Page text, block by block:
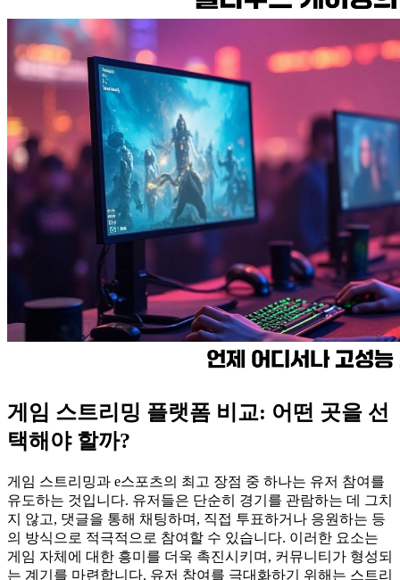
게임 스트리밍 플랫폼 비교: 어떤 곳을 선
택해야 할까?
게임 스트리밍과 e스포츠의 최고 장점 중 하나는 유저 참여를
유도하는 것입니다. 유저들은 단순히 경기를 관람하는 데 그치
지 않고, 댓글을 통해 채팅하며, 직접 투표하거나 응원하는 등
의 방식으로 적극적으로 참여할 수 있습니다. 이러한 요소는
게임 자체에 대한 흥미를 더욱 촉진시키며, 커뮤니티가 형성되
는 계기를 마련합니다. 유저 참여를 극대화하기 위해는 스트리